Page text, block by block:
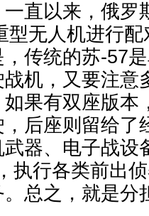
直以来，俄罗
型无人机进行
传统的苏-57
机，又要注意
果有双座版本
后座则留给了
器、电子战设
执行各类前出
总之，就是分